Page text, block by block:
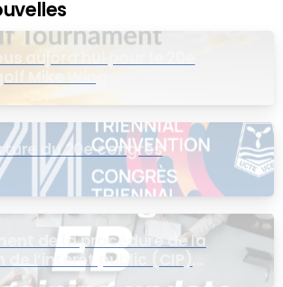
aujord’hui pour le 20e
Mike Wing
du 20e congrès
de la procédure de la
de l’intérêt public (CIP)
EB